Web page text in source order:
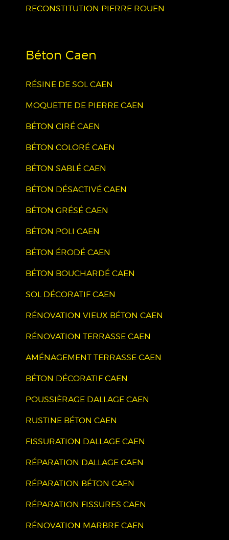
RECONSTITUTION PIERRE ROUEN
Béton Caen
RÉSINE DE SOL CAEN
MOQUETTE DE PIERRE CAEN
BÉTON CIRÉ CAEN
BÉTON COLORÉ CAEN
BÉTON SABLÉ CAEN
BÉTON DÉSACTIVÉ CAEN
BÉTON GRÉSÉ CAEN
BÉTON POLI CAEN
BÉTON ÉRODÉ CAEN
BÉTON BOUCHARDÉ CAEN
SOL DÉCORATIF CAEN
RÉNOVATION VIEUX BÉTON CAEN
RÉNOVATION TERRASSE CAEN
AMÉNAGEMENT TERRASSE CAEN
BÉTON DÉCORATIF CAEN
POUSSIÈRAGE DALLAGE CAEN
RUSTINE BÉTON CAEN
FISSURATION DALLAGE CAEN
RÉPARATION DALLAGE CAEN
RÉPARATION BÉTON CAEN
RÉPARATION FISSURES CAEN
RÉNOVATION MARBRE CAEN